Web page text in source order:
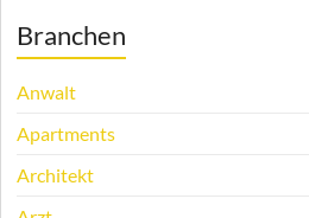
Branchen
Anwalt
Apartments
Architekt